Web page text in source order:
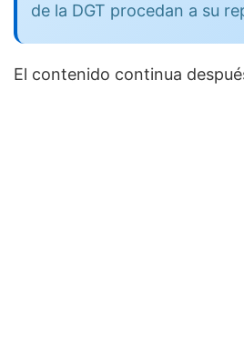
de la DGT procedan a su
El contenido continua